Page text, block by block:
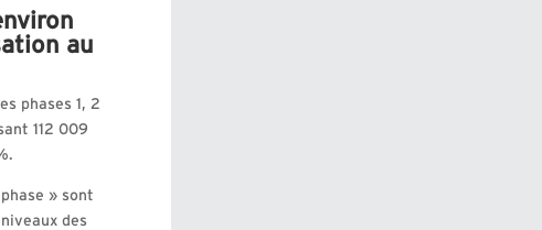
au
phases 1, 2
112 009
» sont
des